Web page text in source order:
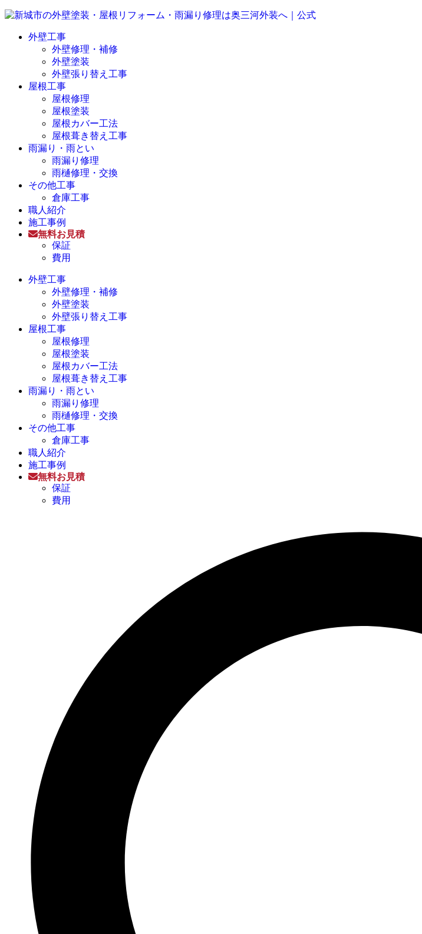
外壁工事
外壁修理・補修
外壁塗装
外壁張り替え工事
屋根工事
屋根修理
屋根塗装
屋根カバー工法
屋根葺き替え工事
雨漏り・雨とい
雨漏り修理
雨樋修理・交換
その他工事
倉庫工事
職人紹介
施工事例
無料お見積
保証
費用
外壁工事
外壁修理・補修
外壁塗装
外壁張り替え工事
屋根工事
屋根修理
屋根塗装
屋根カバー工法
屋根葺き替え工事
雨漏り・雨とい
雨漏り修理
雨樋修理・交換
その他工事
倉庫工事
職人紹介
施工事例
無料お見積
保証
費用